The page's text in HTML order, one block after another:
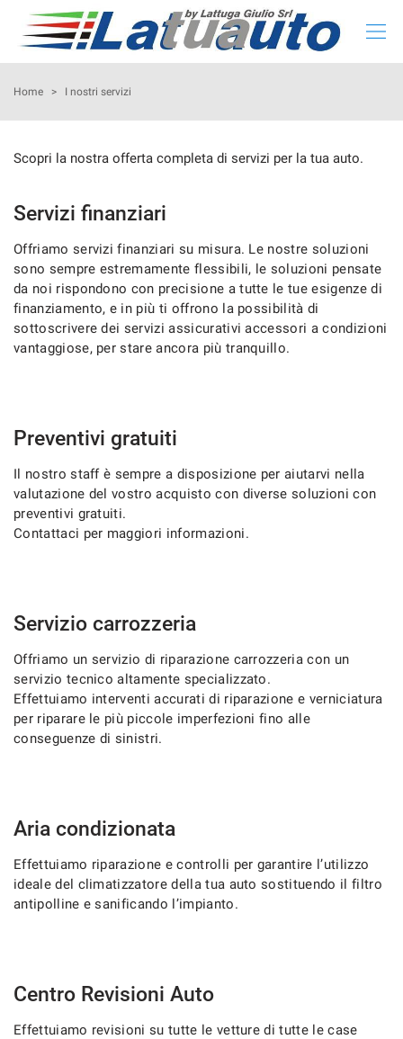
HOME
NOLEGGIO
RITIRIAMO IL TUO USATO
SERVIZI
DICONO DI NOI
CONTATTI
Home > I nostri servizi
Scopri la nostra offerta completa di servizi per la tua auto.
Servizi finanziari
Offriamo servizi finanziari su misura. Le nostre soluzioni
sono sempre estremamente flessibili, le soluzioni pensate
da noi rispondono con precisione a tutte le tue esigenze di
finanziamento, e in più ti offrono la possibilità di
sottoscrivere dei servizi assicurativi accessori a condizioni
vantaggiose, per stare ancora più tranquillo.
Preventivi gratuiti
Il nostro staff è sempre a disposizione per aiutarvi nella
valutazione del vostro acquisto con diverse soluzioni con
preventivi gratuiti.
Contattaci per maggiori informazioni.
Servizio carrozzeria
Offriamo un servizio di riparazione carrozzeria con un
servizio tecnico altamente specializzato.
Effettuiamo interventi accurati di riparazione e verniciatura
per riparare le più piccole imperfezioni fino alle
conseguenze di sinistri.
Aria condizionata
Effettuiamo riparazione e controlli per garantire l’utilizzo
ideale del climatizzatore della tua auto sostituendo il filtro
antipolline e sanificando l’impianto.
Centro Revisioni Auto
Effettuiamo revisioni su tutte le vetture di tutte le case